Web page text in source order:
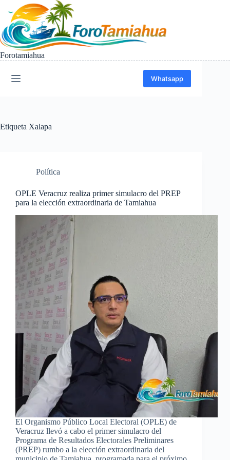
contenido
Forotamiahua
Whatsapp
Etiqueta Xalapa
Política
OPLE Veracruz realiza primer simulacro del PREP
para la elección extraordinaria de Tamiahua
El Organismo Público Local Electoral (OPLE) de
Veracruz llevó a cabo el primer simulacro del
Programa de Resultados Electorales Preliminares
(PREP) rumbo a la elección extraordinaria del